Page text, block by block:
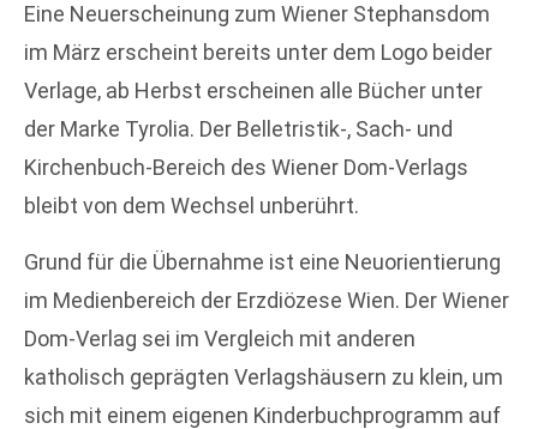
Eine Neuerscheinung zum Wiener Stephansdom
im März erscheint bereits unter dem Logo beider
Verlage, ab Herbst erscheinen alle Bücher unter
der Marke Tyrolia. Der Belletristik-, Sach- und
Kirchenbuch-Bereich des Wiener Dom-Verlags
bleibt von dem Wechsel unberührt.
Grund für die Übernahme ist eine Neuorientierung
im Medienbereich der Erzdiözese Wien. Der Wiener
Dom-Verlag sei im Vergleich mit anderen
katholisch geprägten Verlagshäusern zu klein, um
sich mit einem eigenen Kinderbuchprogramm auf